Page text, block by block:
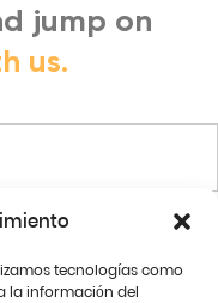
tecnologías como
la información del
jump on
us.